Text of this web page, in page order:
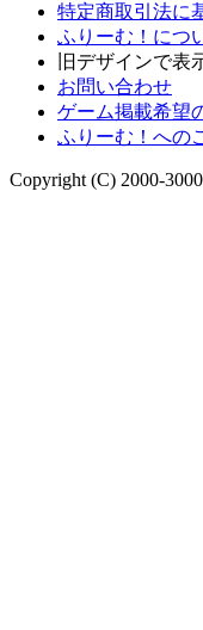
特定商取引法に
ふりーむ！につ
旧デザインで表
お問い合わせ
ゲーム掲載希望
ふりーむ！への
Copyright (C) 2000-